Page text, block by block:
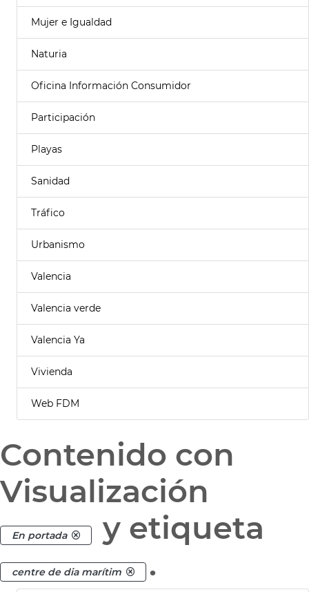
Mujer e Igualdad
Naturia
Oficina Información Consumidor
Participación
Playas
Sanidad
Tráfico
Urbanismo
Valencia
Valencia verde
Valencia Ya
Vivienda
Web FDM
Contenido con
Visualización
En portada y etiqueta
centre de dia marítim .